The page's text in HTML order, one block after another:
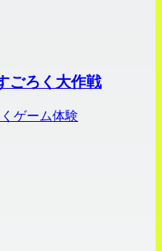
ごろく大作戦
ゲーム体験